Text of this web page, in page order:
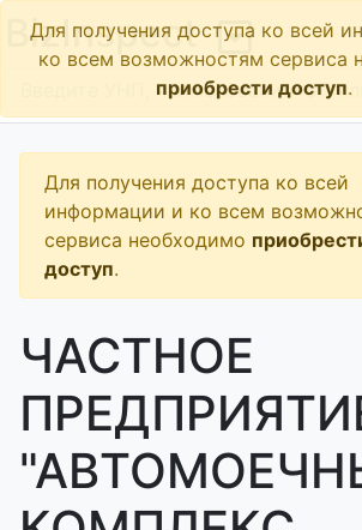
BizInspect
Для получения доступа ко всей
ко всем возможностям сервиса
приобрести доступ.
Для получения доступа ко всей
информации и ко всем
сервиса необходимо
доступ.
ЧАСТНОЕ